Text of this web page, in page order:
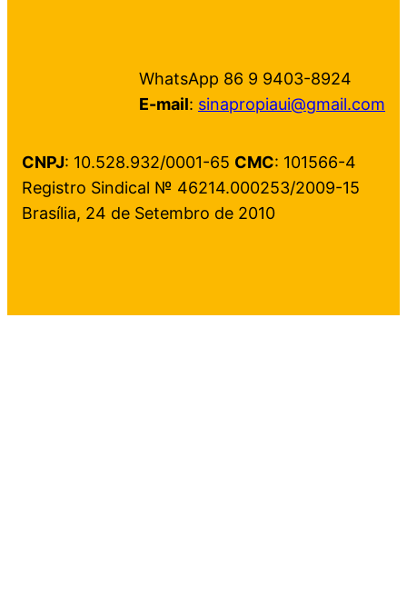
WhatsApp 86 9 9403-8924
E-mail: sinapropiaui@gmail.com
CNPJ: 10.528.932/0001-65 CMC: 101566-4
Registro Sindical № 46214.000253/2009-15
Brasília, 24 de Setembro de 2010